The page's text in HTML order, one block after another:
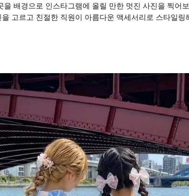
배경으로 인스타그램에 올릴 만한 멋진 사진을 찍어
고르고 친절한 직원이 아름다운 액세서리로 스타일링